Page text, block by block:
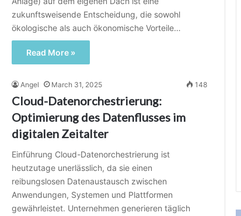
zukunftsweisende Entscheidung, die sowohl
ökologische als auch ökonomische Vorteile…
Read More »
Angel March 31, 2025 148
Cloud-Datenorchestrierung:
Optimierung des Datenflusses im
digitalen Zeitalter
Einführung Cloud-Datenorchestrierung ist
heutzutage unerlässlich, da sie einen
reibungslosen Datenaustausch zwischen
Anwendungen, Systemen und Plattformen
gewährleistet. Unternehmen generieren täglich